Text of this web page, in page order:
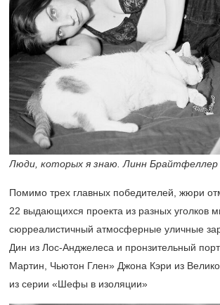
Люди, которых я знаю. Линн Брайтфеллер
Помимо трех главных победителей, жюри
22 выдающихся проекта из разных уголков
сюрреалистичный атмосферные уличные
Дин из Лос-Анджелеса и пронзительный
Мартин, Чьютон Глен» Джона Кэри из
из серии «Шефы в изоляции»